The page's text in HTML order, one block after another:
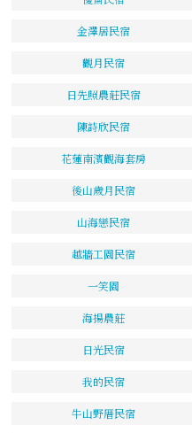
金澤居民宿
觀月民宿
日先照農莊民宿
陳詩欣民宿
花蓮南濱觀海套房
後山歲月民宿
山海戀民宿
越牆工園民宿
一笑園
海揚農莊
日光民宿
我的民宿
牛山野厝民宿